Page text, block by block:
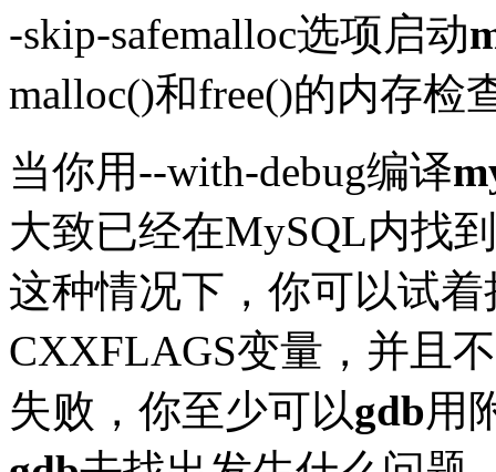
-skip-safemalloc选项启动
malloc()和free()的内存检
当你用--with-debug编译
大致已经在MySQL内找
这种情况下，你可以试着
CXXFLAGS变量，并且
失败，你至少可以gdb用